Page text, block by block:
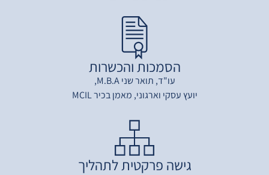
הסמכות והכשרות
עו"ד, תואר שני M.B.A,
יועץ עסקי וארגוני, מאמן בכיר MCIL
גישה פרקטית לתהליך